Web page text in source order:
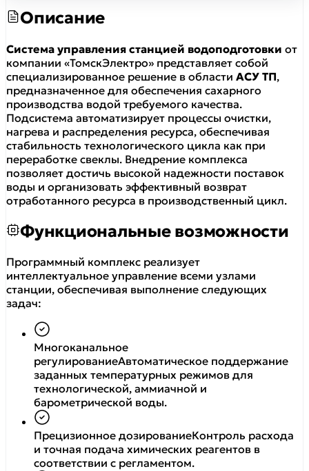
Описание
Система управления станцией водоподготовки от
компании «ТомскЭлектро» представляет собой
специализированное решение в области АСУ ТП,
предназначенное для обеспечения сахарного
производства водой требуемого качества.
Подсистема автоматизирует процессы очистки,
нагрева и распределения ресурса, обеспечивая
стабильность технологического цикла как при
переработке свеклы. Внедрение комплекса
позволяет достичь высокой надежности поставок
воды и организовать эффективный возврат
отработанного ресурса в производственный цикл.
Функциональные возможности
Программный комплекс реализует
интеллектуальное управление всеми узлами
станции, обеспечивая выполнение следующих
задач:
Многоканальное
регулированиеАвтоматическое поддержание
заданных температурных режимов для
технологической, аммиачной и
барометрической воды.
Прецизионное дозированиеКонтроль расхода
и точная подача химических реагентов в
соответствии с регламентом.